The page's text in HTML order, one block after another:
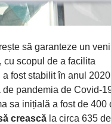
să garanteze un
cu scopul de a facilita
fost stabilit în anul
pandemia de Covid-
sa inițială a fost de 400
crească la circa 635